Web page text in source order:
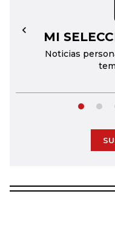
MI
Noticias
←